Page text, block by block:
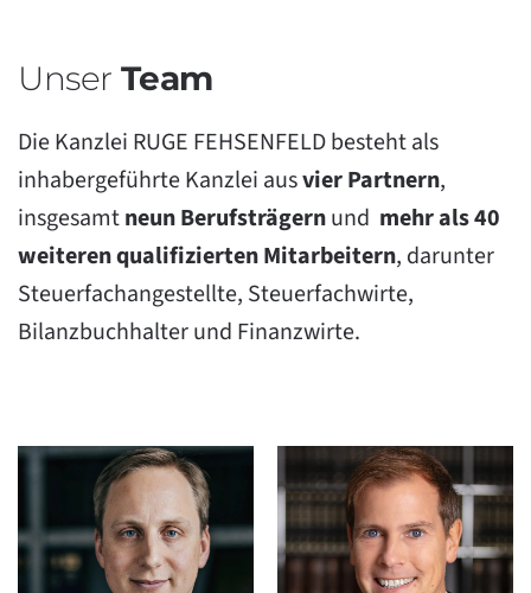
Unser Team
Die Kanzlei RUGE FEHSENFELD besteht als
inhabergeführte Kanzlei ausvier Partnern,
insgesamtneun Berufsträgernund mehr als 40
weiteren qualifizierten Mitarbeitern, darunter
Steuerfachangestellte, Steuerfachwirte,
Bilanzbuchhalter und Finanzwirte.